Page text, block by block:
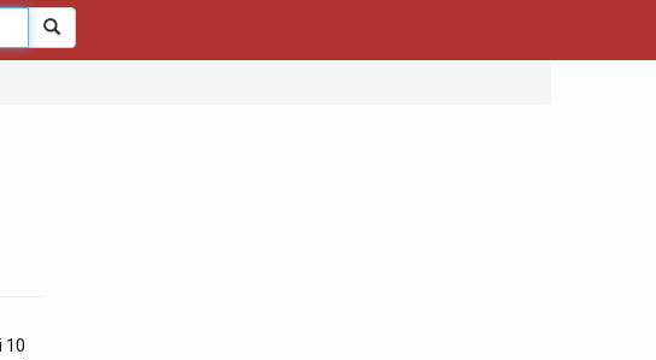
10